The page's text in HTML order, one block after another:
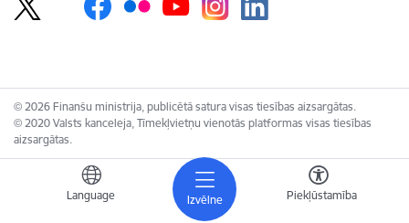
Izvēlne
Language Piekļūstamība
© 2026 Finanšu ministrija, publicētā satura visas tiesības aizsargātas.
© 2020 Valsts kanceleja, Tīmekļvietņu vienotās platformas visas tiesības
aizsargātas.